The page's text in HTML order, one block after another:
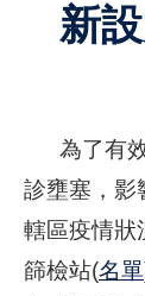
新
為了有效
診壅塞，影
轄區疫情狀
篩檢站(名單